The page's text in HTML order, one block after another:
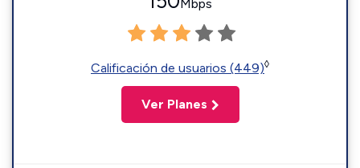
Mbps
Calificación de usuarios (449)◊
Ver Planes